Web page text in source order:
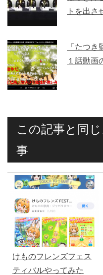
トを出さ
「たつ
１話動画
この記事と同
事
けものフレンズフェス
ティバルやってみた